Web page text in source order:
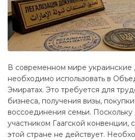
В современном мире украинские
необходимо использовать в
Эмиратах. Это требуется для
бизнеса, получения визы,
воссоединения семьи.
участником Гаагской конвенции,
этой стране не действует.